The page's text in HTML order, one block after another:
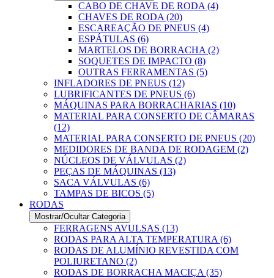
CABO DE CHAVE DE RODA (4)
CHAVES DE RODA (20)
ESCAREAÇÃO DE PNEUS (4)
ESPÁTULAS (6)
MARTELOS DE BORRACHA (2)
SOQUETES DE IMPACTO (8)
OUTRAS FERRAMENTAS (5)
INFLADORES DE PNEUS (12)
LUBRIFICANTES DE PNEUS (6)
MÁQUINAS PARA BORRACHARIAS (10)
MATERIAL PARA CONSERTO DE CÂMARAS
(12)
MATERIAL PARA CONSERTO DE PNEUS (20)
MEDIDORES DE BANDA DE RODAGEM (2)
NÚCLEOS DE VÁLVULAS (2)
PEÇAS DE MÁQUINAS (13)
SACA VÁLVULAS (6)
TAMPAS DE BICOS (5)
RODAS
Mostrar/Ocultar Categoria
FERRAGENS AVULSAS (13)
RODAS PARA ALTA TEMPERATURA (6)
RODAS DE ALUMÍNIO REVESTIDA COM
POLIURETANO (2)
RODAS DE BORRACHA MACIÇA (35)